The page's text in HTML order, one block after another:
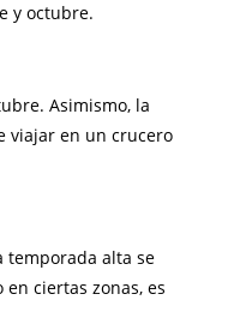
y octubre.
Asimismo, la
viajar en un crucero
temporada alta se
ciertas zonas, es